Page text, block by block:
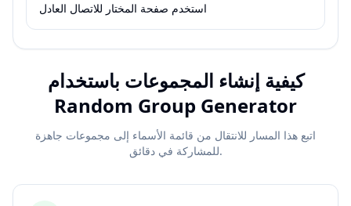
استخدم صفحة المختار للاتصال العادل
كيفية إنشاء المجموعات باستخدام
Random Group Generator
اتبع هذا المسار للانتقال من قائمة الأسماء إلى مجموعات جاهزة
للمشاركة في دقائق.